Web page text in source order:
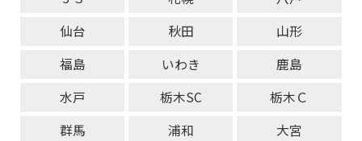
仙台
秋田
山形
福島
いわき
鹿島
水戸
栃木SC
栃木Ｃ
群馬
浦和
大宮